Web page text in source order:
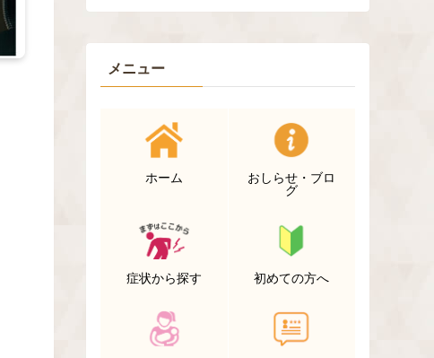
メニュー
ホーム
おしらせ・ブロ
グ
症状から探す 初めての方へ